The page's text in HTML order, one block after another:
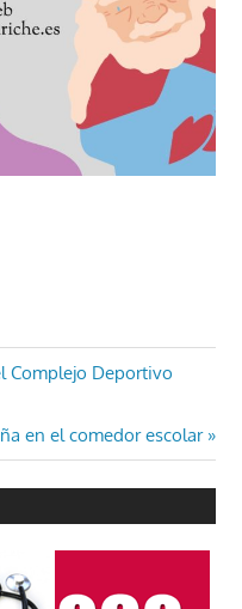
Complejo Deportivo
en el comedor escolar